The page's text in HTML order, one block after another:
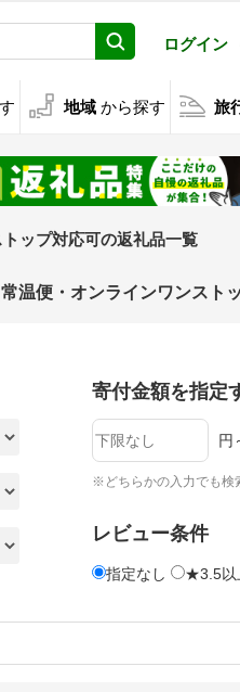
ログイン
地域 から探す 旅
ップ対応可の返礼品一覧
温便・オンラインワンスト
寄付金額を指定
円
※どちらかの入力でも検
レビュー条件
指定なし ★3.5以